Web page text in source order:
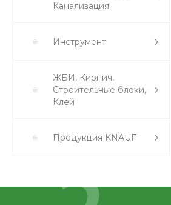
Канализация
Инструмент
ЖБИ, Кирпич,
Строительные блоки,
Клей
Продукция KNAUF